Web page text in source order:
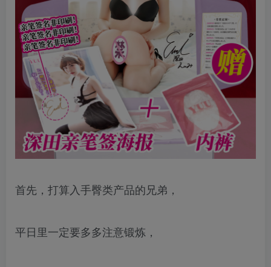
首先，打算入手臀类产品的兄弟，
平日里一定要多多注意锻炼，